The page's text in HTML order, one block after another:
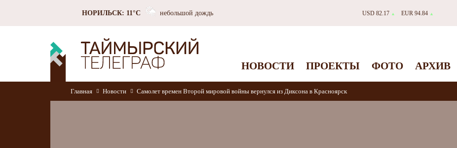
НОРИЛЬСК: 11°C небольшой дождь USD 82.17 ▲ EUR 94.84 ▲
НОВОСТИ ПРОЕКТЫ ФОТО АРХИВ
Главная Новости Самолет времен Второй мировой войны вернулся из Диксона в Красноярск